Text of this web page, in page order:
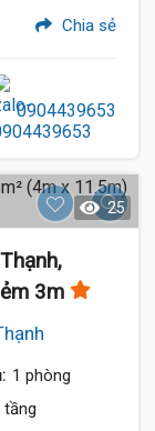
Chia sẻ
0904439653
25
3m
1 phòng
tầng